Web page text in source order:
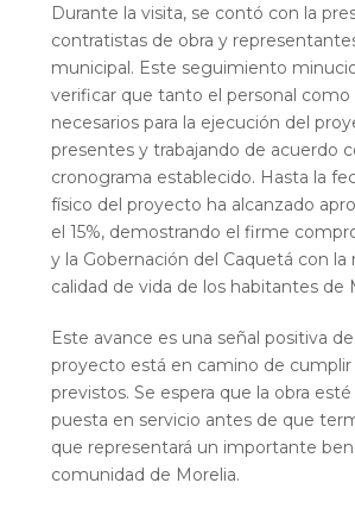
Durante la visita, se contó con la
contratistas de obra y
municipal. Este seguimiento
verificar que tanto el personal como
necesarios para la ejecución del
presentes y trabajando de acuerdo
cronograma establecido. Hasta la
físico del proyecto ha alcanzado
el 15%, demostrando el firme
y la Gobernación del Caquetá con la
calidad de vida de los habitantes de
Este avance es una señal positiva
proyecto está en camino de cumplir
previstos. Se espera que la obra esté
puesta en servicio antes de que
que representará un importante
comunidad de Morelia.